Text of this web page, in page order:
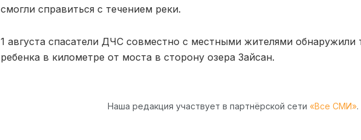
смогли справиться с течением реки.
1 августа спасатели ДЧС совместно с местными жителями обнаружили
ребенка в километре от моста в сторону озера Зайсан.
Наша редакция участвует в партнёрской сети «Все СМИ».